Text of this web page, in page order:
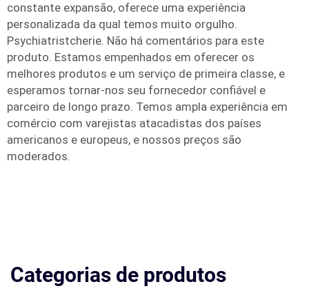
constante expansão, oferece uma experiência
personalizada da qual temos muito orgulho.
Psychiatristcherie. Não há comentários para este
produto. Estamos empenhados em oferecer os
melhores produtos e um serviço de primeira classe, e
esperamos tornar-nos seu fornecedor confiável e
parceiro de longo prazo. Temos ampla experiência em
comércio com varejistas atacadistas dos países
americanos e europeus, e nossos preços são
moderados.
Categorias de produtos